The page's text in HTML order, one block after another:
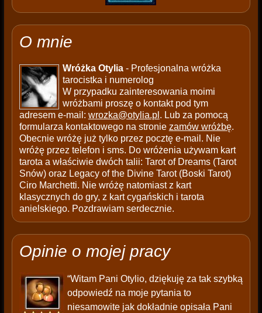
O mnie
Wróżka Otylia- Profesjonalna wróżka
tarocistka i numerolog
W przypadku zainteresowania moimi
wróżbami proszę o kontakt pod tym
adresem e-mail: wrozka@otylia.pl . Lub za pomocą
formularza kontaktowego na stronie zamów wróżbę.
Obecnie wróżę już tylko przez pocztę e-mail. Nie
wróżę przez telefon i sms. Do wróżenia używam kart
tarota a właściwie dwóch talii: Tarot of Dreams (Tarot
Snów) oraz Legacy of the Divine Tarot (Boski Tarot)
Ciro Marchetti. Nie wróżę natomiast z kart
klasycznych do gry, z kart cygańskich i tarota
anielskiego. Pozdrawiam serdecznie.
Opinie o mojej pracy
“Witam Pani Otylio, dziękuję za tak szybką
odpowiedź na moje pytania to
niesamowite jak dokładnie opisała Pani